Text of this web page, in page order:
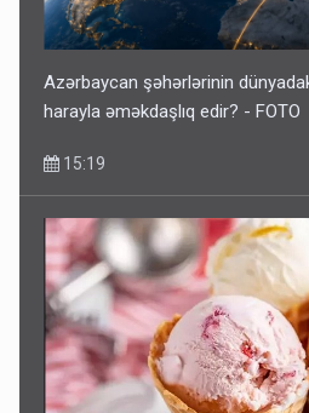
Azərbaycan şəhərlərinin
harayla əməkdaşlıq edir? - FOTO
15:19